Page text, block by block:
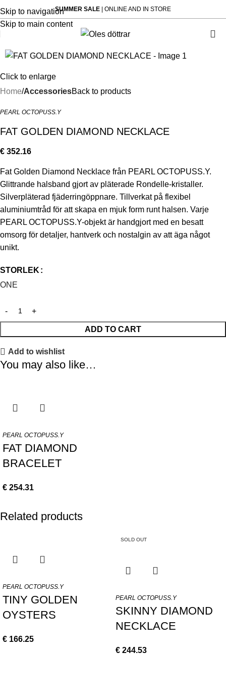
Skip to navigation
Skip to main content
SUMMER SALE | ONLINE AND IN STORE
Click to enlarge
Home AccessoriesBack to products
PEARL OCTOPUSS.Y
FAT GOLDEN DIAMOND NECKLACE
€ 352.16
Fat Golden Diamond Necklace från PEARL OCTOPUSS.Y.
Glittrande halsband gjort av pläterade Rondelle-kristaller.
Silverpläterad fjäderringöppnare. Tillverkat på flexibel
aluminiumtråd för att skapa en mjuk form runt halsen. Varje
PEARL OCTOPUSS.Y-objekt är handgjort med en besatt
omsorg för detaljer, hantverk och nostalgin av att äga något
unikt.
STORLEK
ONE
ADD TO CART
Add to wishlist
You may also like…
PEARL OCTOPUSS.Y
FAT DIAMOND
BRACELET
€ 254.31
Related products
PEARL OCTOPUSS.Y
TINY GOLDEN
OYSTERS
€ 166.25
SOLD OUT
PEARL OCTOPUSS.Y
SKINNY DIAMOND
NECKLACE
€ 244.53